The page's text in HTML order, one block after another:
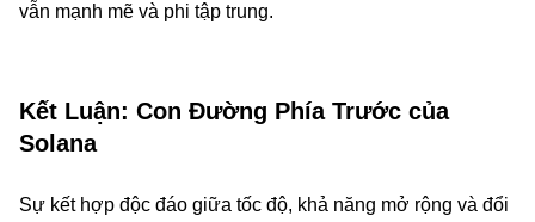
vẫn mạnh mẽ và phi tập trung.
Kết Luận: Con Đường Phía Trước của
Solana
Sự kết hợp độc đáo giữa tốc độ, khả năng mở rộng và đổi